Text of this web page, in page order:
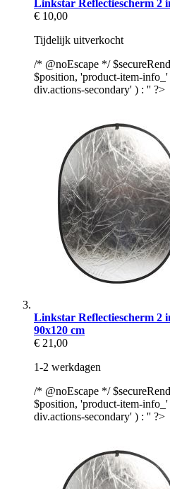
Linkstar Reflectiescherm 2
€ 10,00
Tijdelijk uitverkocht
/* @noEscape */
$position, 'product-item-
div.actions-secondary' ) : '' ?>
Linkstar Reflectiescherm 2
90x120 cm
€ 21,00
1-2 werkdagen
/* @noEscape */
$position, 'product-item-
div.actions-secondary' ) : '' ?>